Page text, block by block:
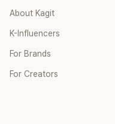
About Kagit
K-Influencers
For Brands
For Creators